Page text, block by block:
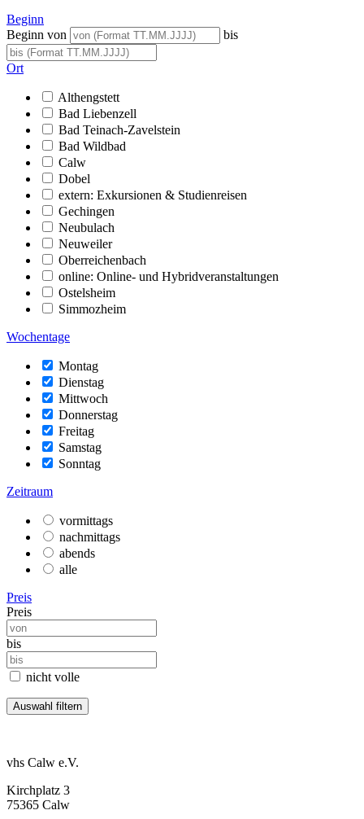
Beginn
Beginn von
bis
Ort
Althengstett
Bad Liebenzell
Bad Teinach-Zavelstein
Bad Wildbad
Calw
Dobel
extern: Exkursionen & Studienreisen
Gechingen
Neubulach
Neuweiler
Oberreichenbach
online: Online- und Hybridveranstaltungen
Ostelsheim
Simmozheim
Wochentage
Montag
Dienstag
Mittwoch
Donnerstag
Freitag
Samstag
Sonntag
Zeitraum
vormittags
nachmittags
abends
alle
Preis
Preis
bis
nicht volle
vhs Calw e.V.
Kirchplatz 3
75365 Calw